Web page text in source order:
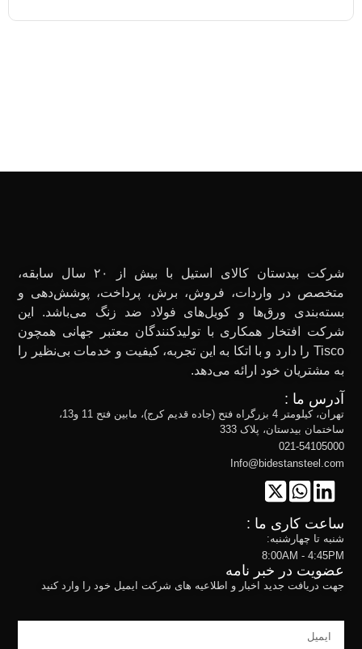
شرکت بیدستان کالای استیل با بیش از ۲۰ سال سابقه،
متخصص در واردات، فروش، برش، پرداخت، پوشش‌دهی و
بسته‌بندی ورق‌ها و کویل‌های فولاد ضد زنگ می‌باشد. این
شرکت افتخار همکاری با تولیدکنندگان معتبر جهانی همچون
Tisco را دارد و با اتکا به این تجربه، کیفیت و خدمات بی‌نظیر را
به مشتریان خود ارائه می‌دهد.
آدرس ما :
تهران، کیلومتر 4 بزرگراه فتح (جاده قدیم کرج)، مابین فتح 11 و13،
ساختمان بیدستان، پلاک 333
021-54105000
Info@bidestansteel.com
ساعت کاری ما :
شنبه تا چهارشنبه:
8:00AM - 4:45PM
عضویت در خبر نامه
جهت دریافت جدید اخبار و اطلاعیه های شرکت ایمیل خود را وارد کنید